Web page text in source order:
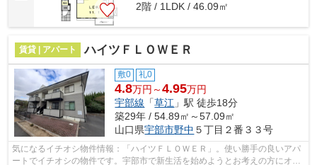
2階 / 1LDK / 46.09㎡
賃貸 | アパート ハイツＦＬＯＷＥＲ
敷0 礼0
4.8万円～4.95万円
宇部線 「草江 」駅 徒歩18分
築29年 / 54.89㎡～57.09㎡
山口県宇部市野中 ５丁目２番３３号
気になるイチオシ物件情報：「ハイツＦＬＯＷＥＲ」。使い勝手の良いアパ
ートでイチオシの物件です。宇部市で新生活を始めようとお考えの方にオス